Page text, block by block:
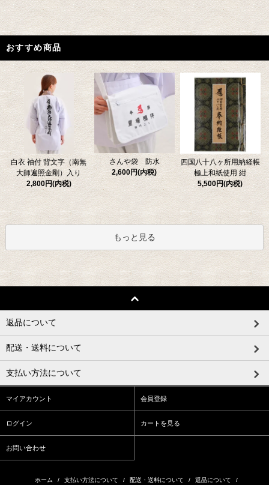
おすすめ商品
白衣 袖付 背文字（南無
大師遍照金剛）入り
2,800円(内税)
さんや袋 防水
2,600円(内税)
四国八十八ヶ所用納経帳
極上和紙使用 紺
5,500円(内税)
もっと見る
返品について
配送・送料について
支払い方法について
マイアカウント 会員登録
ログイン カートを見る
お問い合わせ
ホーム / 支払い方法について / 配送・送料について / 返品について /